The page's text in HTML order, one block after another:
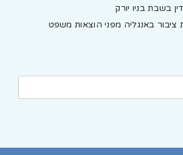
בשבת בניו יורק
ציבור באנגליה מפני הוצאות משפט